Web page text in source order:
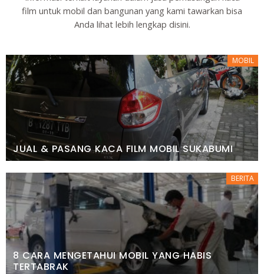
film untuk mobil dan bangunan yang kami tawarkan bisa
Anda lihat lebih lengkap disini.
MOBIL
JUAL & PASANG KACA FILM MOBIL SUKABUMI
BERITA
8 CARA MENGETAHUI MOBIL YANG HABIS
TERTABRAK